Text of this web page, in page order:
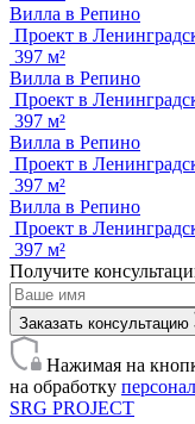
Вилла в Репино
Проект в
397 м²
Вилла в Репино
Проект в
397 м²
Вилла в Репино
Проект в
397 м²
Вилла в Репино
Проект в
397 м²
Получите
Заказать консультацию
Нажимая на
на обработку
SRG PROJECT